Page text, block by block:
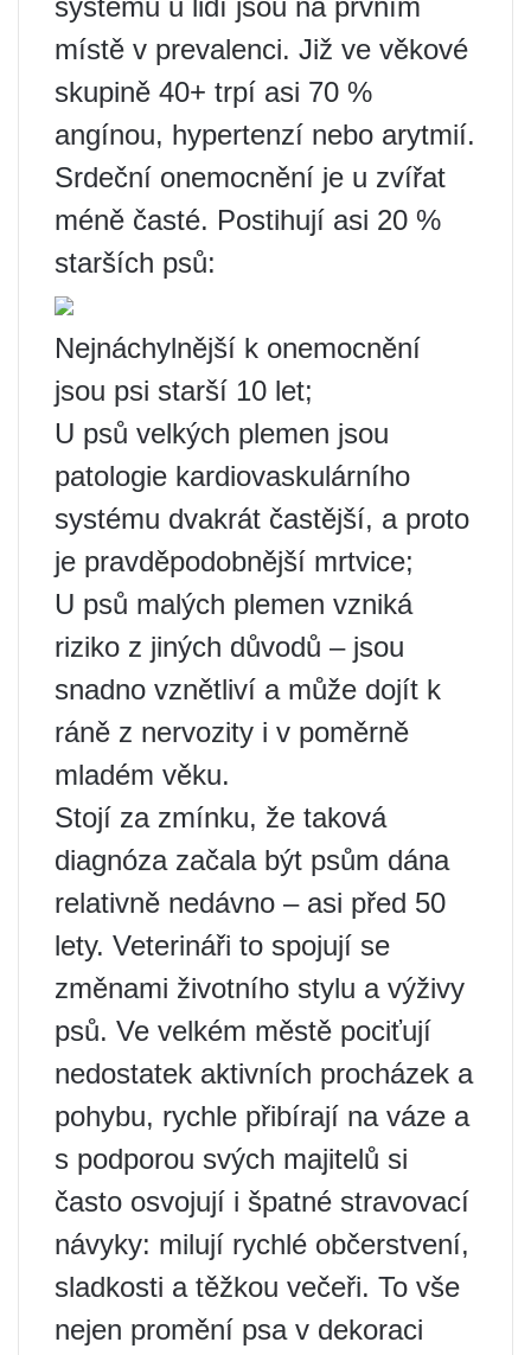
systému u lidí jsou na prvním
místě v prevalenci. Již ve věkové
skupině 40+ trpí asi 70 %
angínou, hypertenzí nebo arytmií.
Srdeční onemocnění je u zvířat
méně časté. Postihují asi 20 %
starších psů:
Nejnáchylnější k onemocnění
jsou psi starší 10 let;
U psů velkých plemen jsou
patologie kardiovaskulárního
systému dvakrát častější, a proto
je pravděpodobnější mrtvice;
U psů malých plemen vzniká
riziko z jiných důvodů – jsou
snadno vznětliví a může dojít k
ráně z nervozity i v poměrně
mladém věku.
Stojí za zmínku, že taková
diagnóza začala být psům dána
relativně nedávno – asi před 50
lety. Veterináři to spojují se
změnami životního stylu a výživy
psů. Ve velkém městě pociťují
nedostatek aktivních procházek a
pohybu, rychle přibírají na váze a
s podporou svých majitelů si
často osvojují i ​​špatné stravovací
návyky: milují rychlé občerstvení,
sladkosti a těžkou večeři. To vše
nejen promění psa v dekoraci